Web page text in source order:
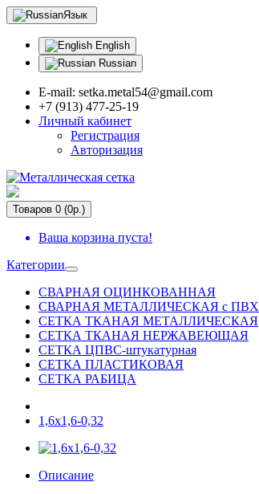
Язык
English
Russian
E-mail: setka.metal54@gmail.com
+7 (913) 477-25-19
Личный кабинет
Регистрация
Авторизация
Товаров 0 (0р.)
Ваша корзина пуста!
Категории
СВАРНАЯ ОЦИНКОВАННАЯ
СВАРНАЯ МЕТАЛЛИЧЕСКАЯ с ПВХ
СЕТКА ТКАНАЯ МЕТАЛЛИЧЕСКАЯ
СЕТКА ТКАНАЯ НЕРЖАВЕЮЩАЯ
СЕТКА ЦПВС-штукатурная
СЕТКА ПЛАСТИКОВАЯ
СЕТКА РАБИЦА
1,6х1,6-0,32
Описание